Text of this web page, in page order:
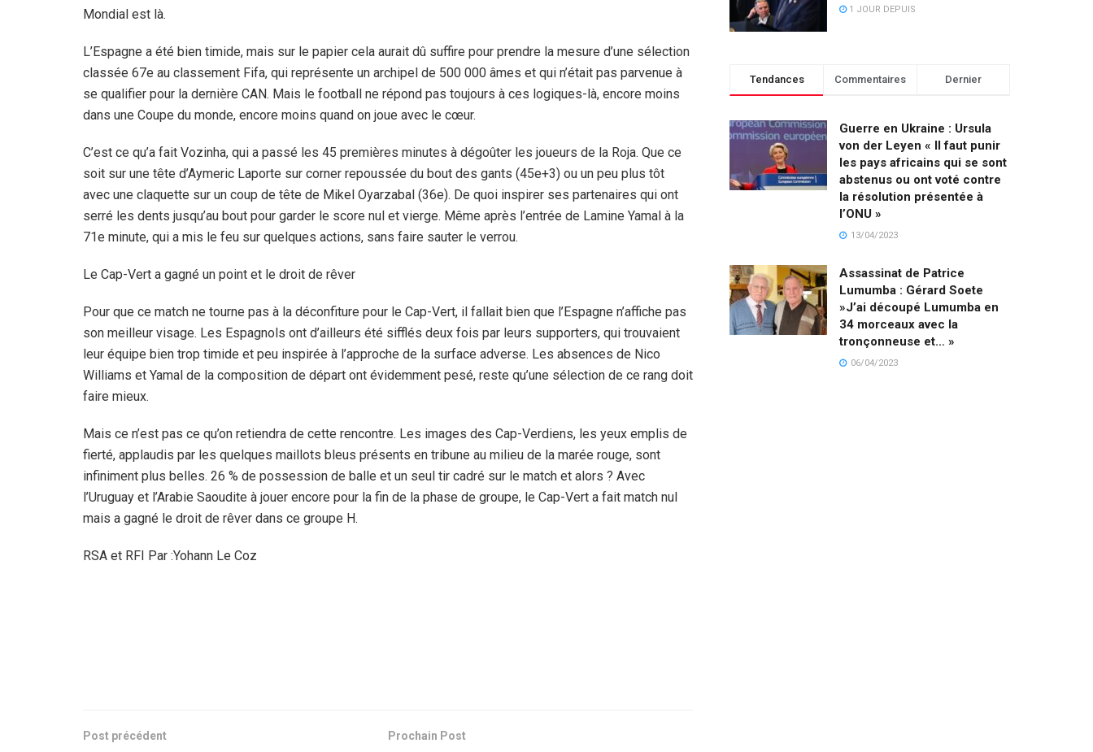
Mondial est là.
L’Espagne a été bien timide, mais sur le papier cela aurait dû suffire pour prendre la mesure d’une sélection
classée 67e au classement Fifa, qui représente un archipel de 500 000 âmes et qui n’était pas parvenue à
se qualifier pour la dernière CAN. Mais le football ne répond pas toujours à ces logiques-là, encore moins
dans une Coupe du monde, encore moins quand on joue avec le cœur.
C’est ce qu’a fait Vozinha, qui a passé les 45 premières minutes à dégoûter les joueurs de la Roja. Que ce
soit sur une tête d’Aymeric Laporte sur corner repoussée du bout des gants (45e+3) ou un peu plus tôt
avec une claquette sur un coup de tête de Mikel Oyarzabal (36e). De quoi inspirer ses partenaires qui ont
serré les dents jusqu’au bout pour garder le score nul et vierge. Même après l’entrée de Lamine Yamal à la
71e minute, qui a mis le feu sur quelques actions, sans faire sauter le verrou.
Le Cap-Vert a gagné un point et le droit de rêver
Pour que ce match ne tourne pas à la déconfiture pour le Cap-Vert, il fallait bien que l’Espagne n’affiche pas
son meilleur visage. Les Espagnols ont d’ailleurs été sifflés deux fois par leurs supporters, qui trouvaient
leur équipe bien trop timide et peu inspirée à l’approche de la surface adverse. Les absences de Nico
Williams et Yamal de la composition de départ ont évidemment pesé, reste qu’une sélection de ce rang doit
faire mieux.
Mais ce n’est pas ce qu’on retiendra de cette rencontre. Les images des Cap-Verdiens, les yeux emplis de
fierté, applaudis par les quelques maillots bleus présents en tribune au milieu de la marée rouge, sont
infiniment plus belles. 26 % de possession de balle et un seul tir cadré sur le match et alors ? Avec
l’Uruguay et l’Arabie Saoudite à jouer encore pour la fin de la phase de groupe, le Cap-Vert a fait match nul
mais a gagné le droit de rêver dans ce groupe H.
RSA et RFI Par :Yohann Le Coz
Post précédent Prochain Post
1 JOUR DEPUIS
Tendances Commentaires Dernier
Guerre en Ukraine : Ursula
von der Leyen « Il faut punir
les pays africains qui se sont
abstenus ou ont voté contre
la résolution présentée à
l’ONU »
13/04/2023
Assassinat de Patrice
Lumumba : Gérard Soete
»J’ai découpé Lumumba en
34 morceaux avec la
tronçonneuse et… »
06/04/2023